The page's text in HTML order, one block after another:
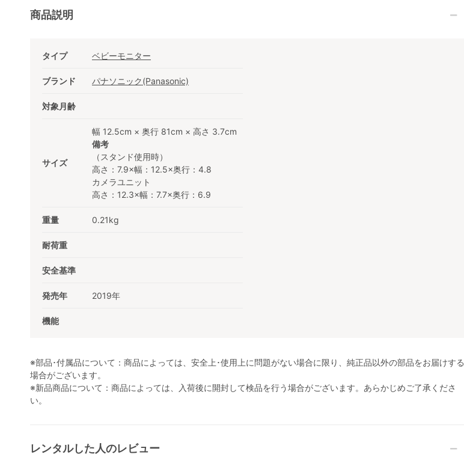
商品説明
タイプ ベビーモニター
ブランド パナソニック(Panasonic)
対象月齢
サイズ
幅 12.5cm × 奥行 81cm × 高さ 3.7cm
備考
（スタンド使用時）
高さ：7.9×幅：12.5×奥行：4.8
カメラユニット
高さ：12.3×幅：7.7×奥行：6.9
重量 0.21kg
耐荷重
安全基準
発売年 2019年
機能
※部品･付属品について：商品によっては、安全上･使用上に問題がない場合に限り、純正品以外の部品をお届けする
場合がございます。
※新品商品について：商品によっては、入荷後に開封して検品を行う場合がございます。あらかじめご了承くださ
い。
レンタルした人のレビュー